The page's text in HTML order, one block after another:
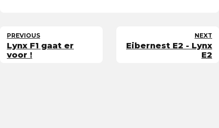
PREVIOUS
Lynx F1 gaat er
voor !
NEXT
Eibernest E2 - Lynx
E2